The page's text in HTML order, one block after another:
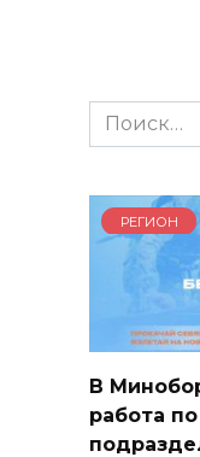
Search
for:
РЕГИОН
В
работа